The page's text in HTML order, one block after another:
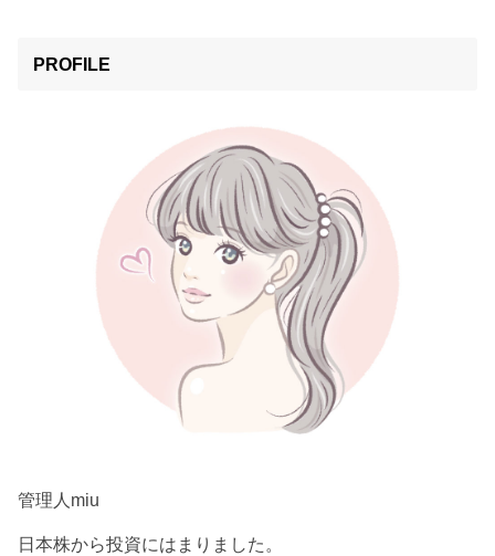
PROFILE
管理人miu
日本株から投資にはまりました。